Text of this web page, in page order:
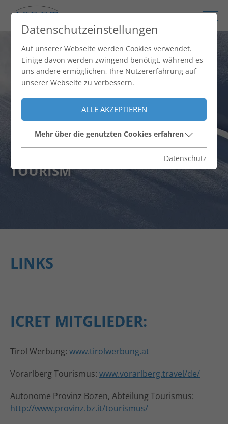
International Center for
RESEARCH AND EDUCATION IN
TOURISM
LINKS
ICRET MITGLIEDER:
Tirol Werbung: www.tirolwerbung.at
Vorarlberg Tourismus: www.vorarlberg.travel/de/
Autonome Provinz Bozen, Abteilung Tourismus:
http://www.provinz.bz.it/tourismus/
Datenschutzeinstellungen
Auf unserer Webseite werden Cookies verwendet.
Einige davon werden zwingend benötigt, während es
uns andere ermöglichen, Ihre Nutzererfahrung auf
unserer Webseite zu verbessern.
ALLE AKZEPTIEREN
Mehr über die genutzten Cookies erfahren
Datenschutz